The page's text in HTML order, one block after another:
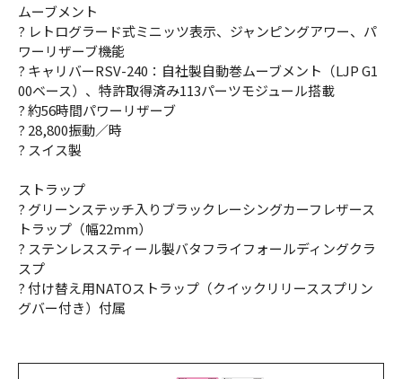
ムーブメント
? レトログラード式ミニッツ表示、ジャンピングアワー、パ
ワーリザーブ機能
? キャリバーRSV-240：自社製自動巻ムーブメント（LJP G1
00ベース）、特許取得済み113パーツモジュール搭載
? 約56時間パワーリザーブ
? 28,800振動／時
? スイス製
ストラップ
? グリーンステッチ入りブラックレーシングカーフレザース
トラップ（幅22mm）
? ステンレススティール製バタフライフォールディングクラ
スプ
? 付け替え用NATOストラップ（クイックリリーススプリン
グバー付き）付属